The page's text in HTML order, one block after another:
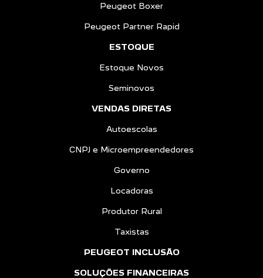
Peugeot Boxer
Peugeot Partner Rapid
ESTOQUE
Estoque Novos
Seminovos
VENDAS DIRETAS
Autoescolas
CNPJ e Microempreendedores
Governo
Locadoras
Produtor Rural
Taxistas
PEUGEOT INCLUSÃO
SOLUÇÕES FINANCEIRAS